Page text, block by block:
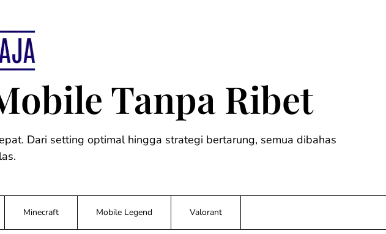
Tanpa Ribet
Dari setting optimal hingga strategi bertarung, semua dibahas
Minecraft Mobile Legend Valorant